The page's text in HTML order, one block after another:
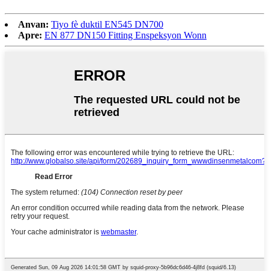
Anvan: Tiyo fè duktil EN545 DN700
Apre: EN 877 DN150 Fitting Enspeksyon Wonn